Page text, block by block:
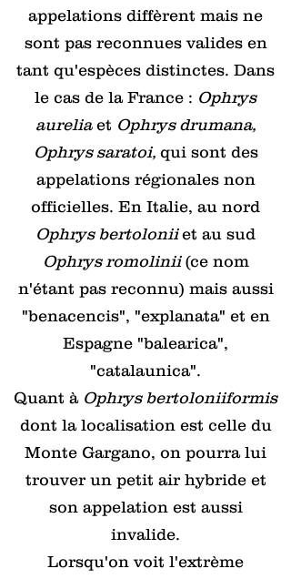
appelations diffèrent mais ne
sont pas reconnues valides en
tant qu'espèces distinctes. Dans
le cas de la France : Ophrys
aureliaet Ophrys drumana,
Ophrys saratoi, qui sont des
appelations régionales non
officielles. En Italie, au nord
Ophrys bertoloniiet au sud
Ophrys romolinii (ce nom
n'étant pas reconnu) mais aussi
"benacencis", "explanata" et en
Espagne "balearica",
"catalaunica".
Quant à Ophrys bertoloniiformis
dont la localisation est celle du
Monte Gargano, on pourra lui
trouver un petit air hybride et
son appelation est aussi
invalide.
Lorsqu'on voit l'extrème